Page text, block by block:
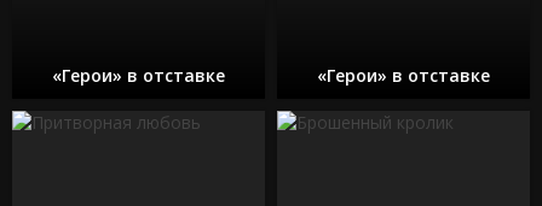
«Герои» в отставке «Герои» в отставке